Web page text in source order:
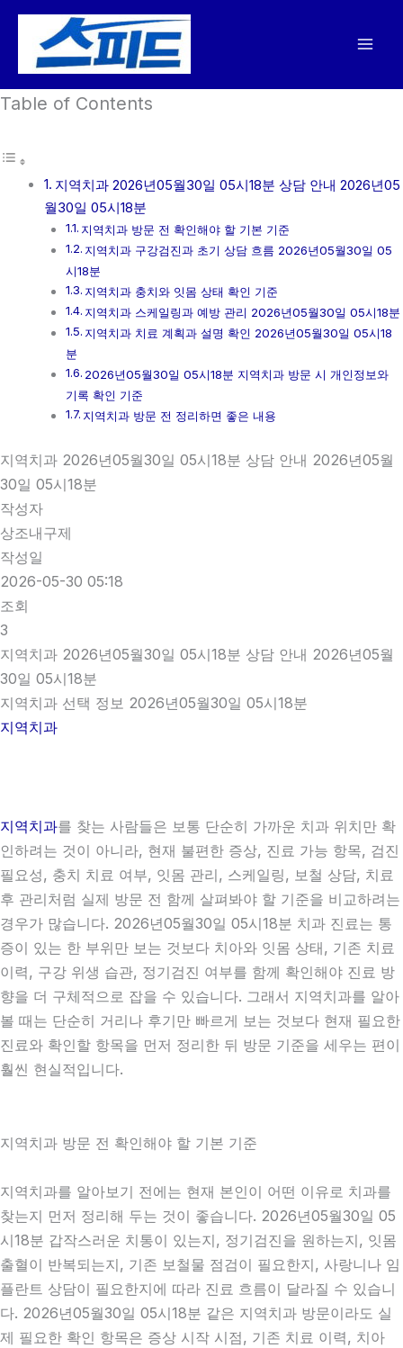
건
뛰
Table of Contents
지역치과 2026년05월30일 05시18분 상담 안내 2026년05
월30일 05시18분
지역치과 방문 전 확인해야 할 기본 기준
지역치과 구강검진과 초기 상담 흐름 2026년05월30일 05
시18분
지역치과 충치와 잇몸 상태 확인 기준
지역치과 스케일링과 예방 관리 2026년05월30일 05시18분
지역치과 치료 계획과 설명 확인 2026년05월30일 05시18
분
2026년05월30일 05시18분 지역치과 방문 시 개인정보와
기록 확인 기준
지역치과 방문 전 정리하면 좋은 내용
지역치과 2026년05월30일 05시18분 상담 안내 2026년05월
30일 05시18분
작성자
상조내구제
작성일
2026-05-30 05:18
조회
3
지역치과 2026년05월30일 05시18분 상담 안내 2026년05월
30일 05시18분
지역치과 선택 정보 2026년05월30일 05시18분
지역치과
지역치과를 찾는 사람들은 보통 단순히 가까운 치과 위치만 확
인하려는 것이 아니라, 현재 불편한 증상, 진료 가능 항목, 검진
필요성, 충치 치료 여부, 잇몸 관리, 스케일링, 보철 상담, 치료
후 관리처럼 실제 방문 전 함께 살펴봐야 할 기준을 비교하려는
경우가 많습니다. 2026년05월30일 05시18분 치과 진료는 통
증이 있는 한 부위만 보는 것보다 치아와 잇몸 상태, 기존 치료
이력, 구강 위생 습관, 정기검진 여부를 함께 확인해야 진료 방
향을 더 구체적으로 잡을 수 있습니다. 그래서 지역치과를 알아
볼 때는 단순히 거리나 후기만 빠르게 보는 것보다 현재 필요한
진료와 확인할 항목을 먼저 정리한 뒤 방문 기준을 세우는 편이
훨씬 현실적입니다.
지역치과 방문 전 확인해야 할 기본 기준
지역치과를 알아보기 전에는 현재 본인이 어떤 이유로 치과를
찾는지 먼저 정리해 두는 것이 좋습니다. 2026년05월30일 05
시18분 갑작스러운 치통이 있는지, 정기검진을 원하는지, 잇몸
출혈이 반복되는지, 기존 보철물 점검이 필요한지, 사랑니나 임
플란트 상담이 필요한지에 따라 진료 흐름이 달라질 수 있습니
다. 2026년05월30일 05시18분 같은 지역치과 방문이라도 실
제 필요한 확인 항목은 증상 시작 시점, 기존 치료 이력, 치아